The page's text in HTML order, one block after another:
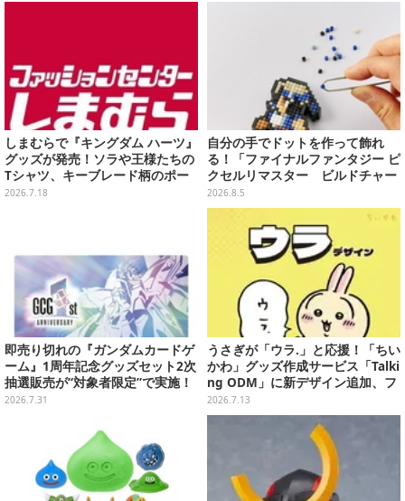
しまむらで『キングダム ハーツ』
グッズが発売！ソラや王様たちの
Tシャツ、キーブレード柄のポー
チなど幅広いデザイン
2026.7.18
自分の手でドットを作って飾れ
る！「ファイナルファンタジー ピ
クセルリマスター ビルドチャー
ムコレクション Vol.3」が予約
開始
2026.8.5
即売り切れの『ガンダムカードゲ
ーム』1周年記念グッズセット2次
抽選販売が“対象者限定”で実施！
プレバン全会員向け3次抽選も
2026.7.31
うさぎが「ウラ.」と応援！「ちい
かわ」グッズ作成サービス「Talki
ng ODM」に新デザイン追加、フ
ェイスタオルやTシャツなどライ
ンナップ
2026.7.13